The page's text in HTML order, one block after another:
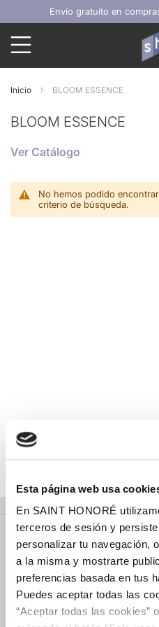
Esta página web usa
En SAINT HONORÉ
terceros de sesión y
personalizar tu navegación,
a la misma y mostrarte
preferencias basada en tus
Puedes aceptar todas las
“Aceptar todas las cookies”
Envío gratuito en
Inicio BLOOM ESSENCE
BLOOM ESSENCE
Ver Catálogo
No hemos podido
criterio de búsqueda.
Más de 50 años